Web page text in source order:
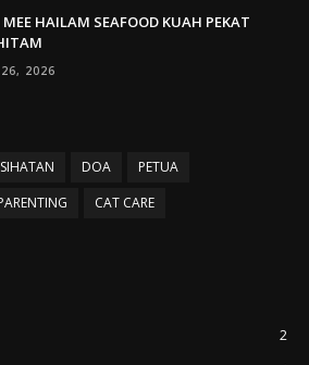
MEE HAILAM SEAFOOD KUAH PEKAT
2026
DOA
PETUA
CAT CARE
2